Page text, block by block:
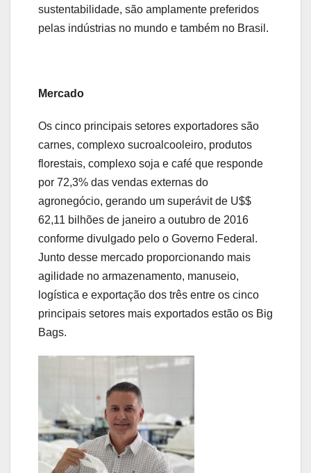
sustentabilidade, são amplamente preferidos
pelas indústrias no mundo e também no Brasil.
Mercado
Os cinco principais setores exportadores são
carnes, complexo sucroalcooleiro, produtos
florestais, complexo soja e café que responde
por 72,3% das vendas externas do
agronegócio, gerando um superávit de U$$
62,11 bilhões de janeiro a outubro de 2016
conforme divulgado pelo o Governo Federal.
Junto desse mercado proporcionando mais
agilidade no armazenamento, manuseio,
logística e exportação dos três entre os cinco
principais setores mais exportados estão os Big
Bags.